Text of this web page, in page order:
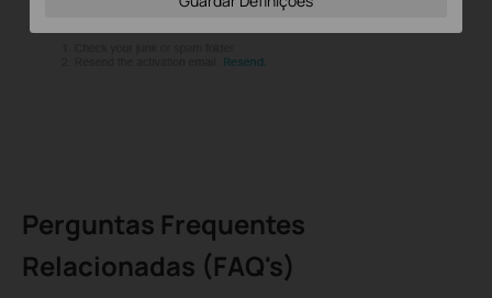
Perguntas Frequentes
Relacionadas (FAQ's)